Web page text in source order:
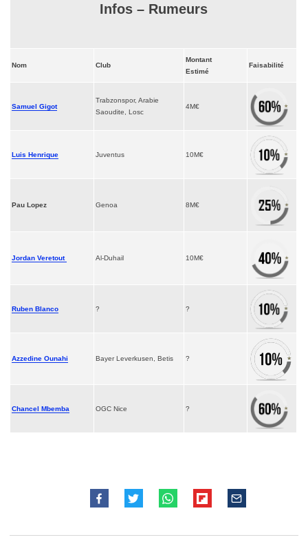
Infos – Rumeurs
Nom Club
Montant
Estimé
Faisabilité
Samuel Gigot
Trabzonspor, Arabie
Saoudite, Losc
4M€
Luis Henrique Juventus 10M€
Pau Lopez Genoa 8M€
Jordan Veretout Al-Duhail 10M€
Ruben Blanco ? ?
Azzedine Ounahi Bayer Leverkusen, Betis ?
Chancel Mbemba OGC Nice ?